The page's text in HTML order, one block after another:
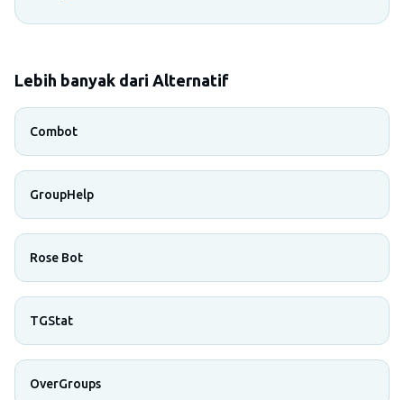
Lebih banyak dari Alternatif
Combot
GroupHelp
Rose Bot
TGStat
OverGroups